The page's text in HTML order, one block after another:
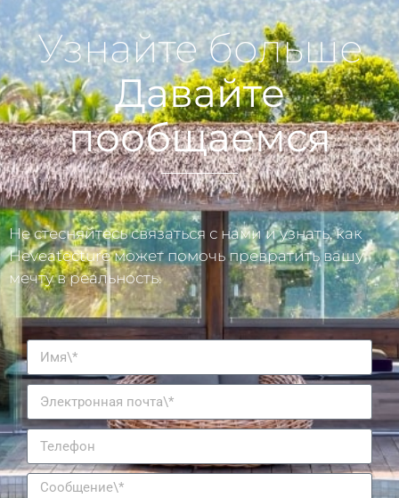
Узнайте больше
Давайте
пообщаемся
Не стесняйтесь связаться с нами и узнать, как
Heveatecture может помочь превратить вашу
мечту в реальность.